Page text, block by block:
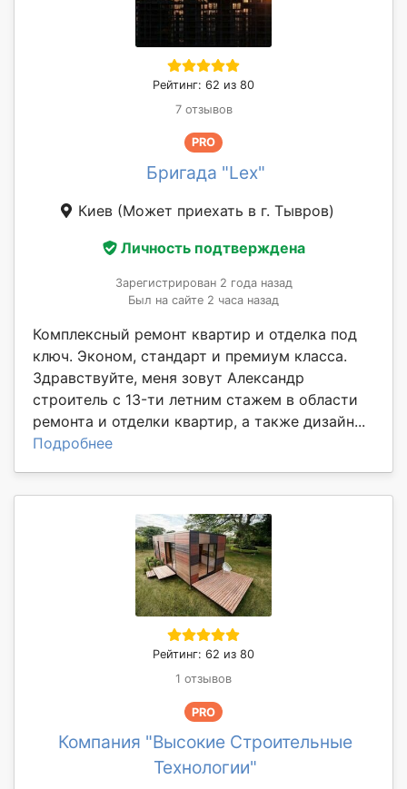
Рейтинг: 62 из 80
7 отзывов
PRO
Бригада "Lex"
Киев (Может приехать в г. Тывров)
Личность подтверждена
Зарегистрирован 2 года назад
Был на сайте 2 часа назад
Комплексный ремонт квартир и отделка под
ключ. Эконом, стандарт и премиум класса.
Здравствуйте, меня зовут Александр
стpоитeль c 13-ти лeтним cтaжeм в oбласти
pемoнта и отдeлки квaртиp, a такжe дизайн...
Подробнее
Рейтинг: 62 из 80
1 отзывов
PRO
Компания "Высокие Строительные
Технологии"